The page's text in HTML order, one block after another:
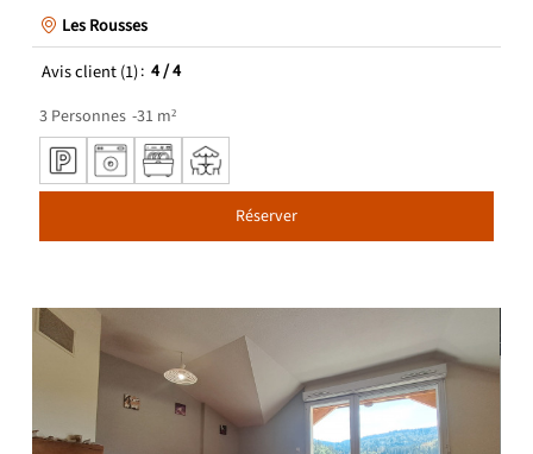
Les Rousses
Avis client(1) 4/ 4
3 Personnes 31 m²
Réserver